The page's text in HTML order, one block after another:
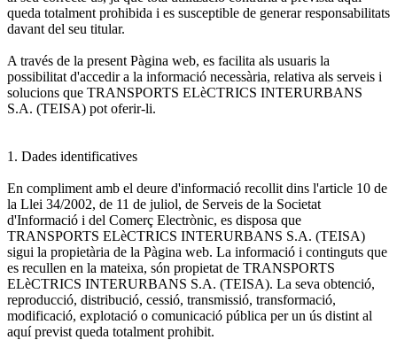
queda totalment prohibida i es susceptible de generar responsabilitats
davant del seu titular.
A través de la present Pàgina web, es facilita als usuaris la
possibilitat d'accedir a la informació necessària, relativa als serveis i
solucions que TRANSPORTS ELèCTRICS INTERURBANS
S.A. (TEISA) pot oferir-li.
1. Dades identificatives
En compliment amb el deure d'informació recollit dins l'article 10 de
la Llei 34/2002, de 11 de juliol, de Serveis de la Societat
d'Informació i del Comerç Electrònic, es disposa que
TRANSPORTS ELèCTRICS INTERURBANS S.A. (TEISA)
sigui la propietària de la Pàgina web. La informació i continguts que
es recullen en la mateixa, són propietat de TRANSPORTS
ELèCTRICS INTERURBANS S.A. (TEISA). La seva obtenció,
reproducció, distribució, cessió, transmissió, transformació,
modificació, explotació o comunicació pública per un ús distint al
aquí previst queda totalment prohibit.